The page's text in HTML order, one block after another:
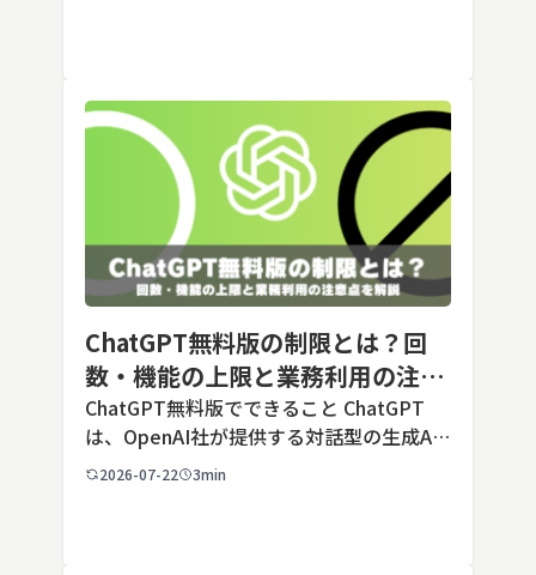
ChatGPT無料版の制限とは？回
数・機能の上限と業務利用の注意
点を解説【2026年最新】
ChatGPT無料版でできること ChatGPT
は、OpenAI社が提供する対話型の生成AI
サービスです。アカウントを登録すれば無
2026-07-22 3min